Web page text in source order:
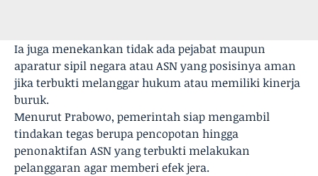
Ia juga menekankan tidak ada pejabat maupun
aparatur sipil negara atau ASN yang posisinya aman
jika terbukti melanggar hukum atau memiliki kinerja
buruk.
Menurut Prabowo, pemerintah siap mengambil
tindakan tegas berupa pencopotan hingga
penonaktifan ASN yang terbukti melakukan
pelanggaran agar memberi efek jera.